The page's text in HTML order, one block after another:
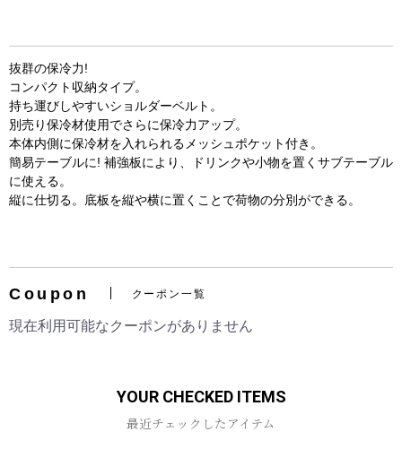
お買い物を続ける カートへ進む
抜群の保冷力!
コンパクト収納タイプ。
持ち運びしやすいショルダーベルト。
別売り保冷材使用でさらに保冷力アップ。
本体内側に保冷材を入れられるメッシュポケット付き。
簡易テーブルに! 補強板により、ドリンクや小物を置くサブテーブル
に使える。
縦に仕切る。底板を縦や横に置くことで荷物の分別ができる。
Coupon クーポン一覧
現在利用可能なクーポンがありません
YOUR CHECKED ITEMS
最近チェックしたアイテム